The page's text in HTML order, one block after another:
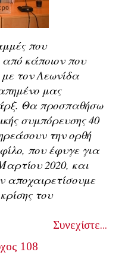
που
κάποιον που
τον Λεωνίδα
μας
Θα προσπαθήσω
συμπόρευσης 40
την ορθή
που έφυγε για
2020, και
αποχαιρετίσουμε
του
Συνεχίστε...
108